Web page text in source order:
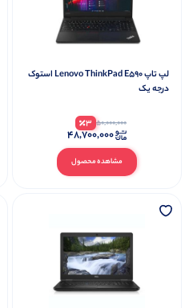
لپ تاپ Lenovo ThinkPad E590 استوک
درجه یک
مشاهده محصول
50,000,000
3
۴۸,۷۰۰,۰۰۰